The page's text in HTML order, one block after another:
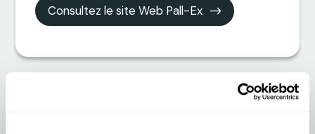
Consultez le site Web Pall-Ex